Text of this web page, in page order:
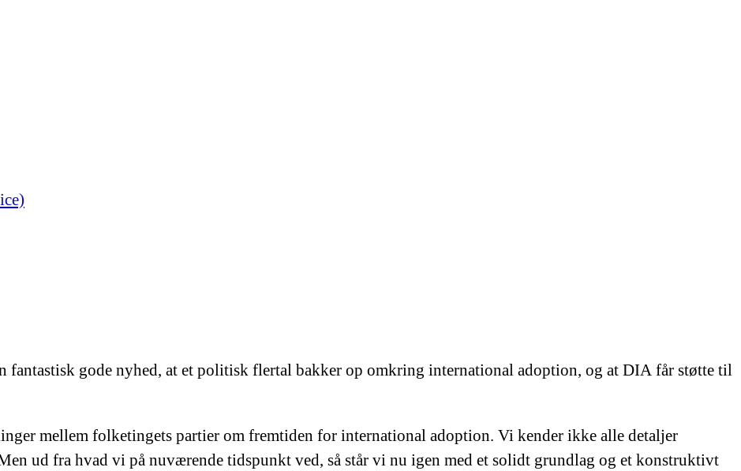
fantastisk gode nyhed, at et politisk flertal bakker op omkring international adoption, og at DIA får støtte til
mellem folketingets partier om fremtiden for international adoption. Vi kender ikke alle detaljer
ud fra hvad vi på nuværende tidspunkt ved, så står vi nu igen med et solidt grundlag og et konstruktivt